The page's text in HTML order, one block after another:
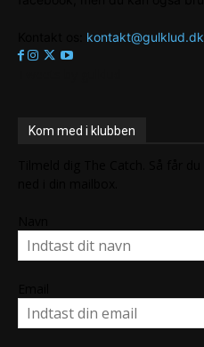
kontakt@gulklud.dk
Kom med i klubben